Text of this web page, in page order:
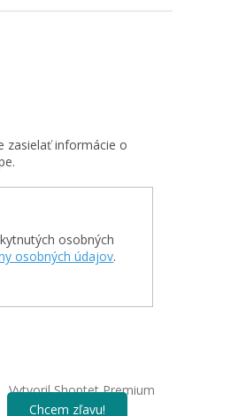
zasielať informácie o
osobných
osobných údajov.
Vytvoril Shoptet Premium
Chcem zľavu!